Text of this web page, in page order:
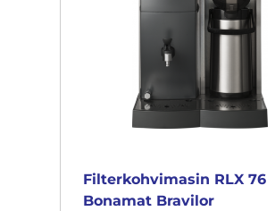
Filterkohvimasin RLX 76
Bonamat Bravilor